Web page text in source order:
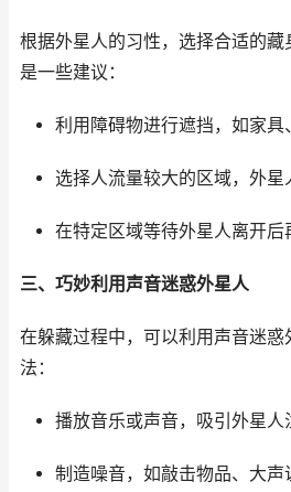
根据外星人的习性，选择合适的
是一些建议：
利用障碍物进行遮挡，如家具
选择人流量较大的区域，外星
在特定区域等待外星人离开后
三、巧妙利用声音迷惑外星人
在躲藏过程中，可以利用声音迷
法：
播放音乐或声音，吸引外星人
制造噪音，如敲击物品、大